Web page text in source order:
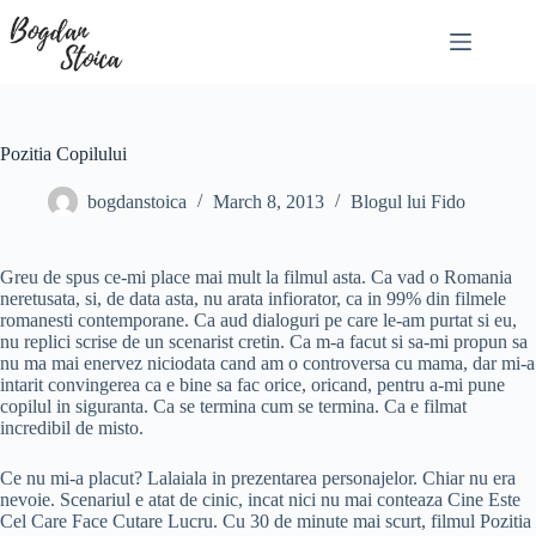
to
content
Pozitia Copilului
bogdanstoica March 8, 2013 Blogul lui Fido
Greu de spus ce-mi place mai mult la filmul asta. Ca vad o Romania
neretusata, si, de data asta, nu arata infiorator, ca in 99% din filmele
romanesti contemporane. Ca aud dialoguri pe care le-am purtat si eu,
nu replici scrise de un scenarist cretin. Ca m-a facut si sa-mi propun sa
nu ma mai enervez niciodata cand am o controversa cu mama, dar mi-a
intarit convingerea ca e bine sa fac orice, oricand, pentru a-mi pune
copilul in siguranta. Ca se termina cum se termina. Ca e filmat
incredibil de misto.
Ce nu mi-a placut? Lalaiala in prezentarea personajelor. Chiar nu era
nevoie. Scenariul e atat de cinic, incat nici nu mai conteaza Cine Este
Cel Care Face Cutare Lucru. Cu 30 de minute mai scurt, filmul Pozitia